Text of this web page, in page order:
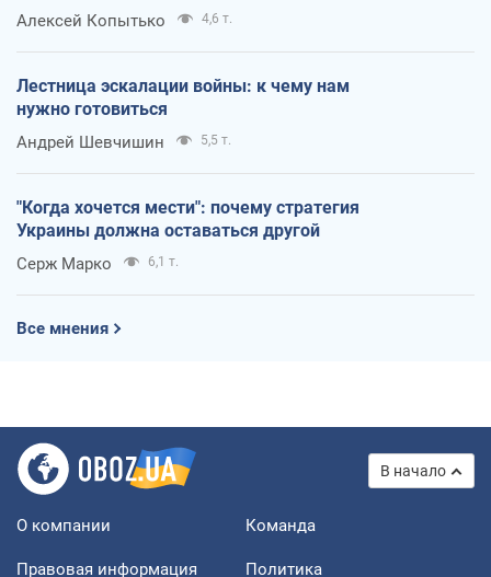
Алексей Копытько 4,6 т.
Лестница эскалации войны: к чему нам
нужно готовиться
Андрей Шевчишин 5,5 т.
"Когда хочется мести": почему стратегия
Украины должна оставаться другой
Серж Марко 6,1 т.
Все мнения
В начало
О компании Команда
Правовая информация Политика